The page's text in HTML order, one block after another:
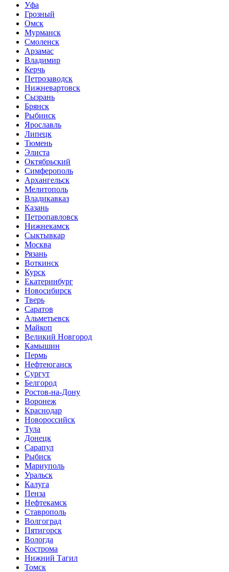
Уфа
Грозный
Омск
Мурманск
Смоленск
Арзамас
Владимир
Керчь
Петрозаводск
Нижневартовск
Сызрань
Брянск
Рыбинск
Ярославль
Липецк
Тюмень
Элиста
Октябрьский
Симферополь
Архангельск
Мелитополь
Владикавказ
Казань
Петропавловск
Нижнекамск
Сыктывкар
Москва
Рязань
Воткинск
Курск
Екатеринбург
Новосибирск
Тверь
Саратов
Альметьевск
Майкоп
Великий Новгород
Камышин
Пермь
Нефтеюганск
Сургут
Белгород
Ростов-на-Дону
Воронеж
Краснодар
Новороссийск
Тула
Донецк
Сарапул
Рыбиск
Мариуполь
Уральск
Калуга
Пенза
Нефтекамск
Ставрополь
Волгоград
Пятигорск
Вологда
Кострома
Нижний Тагил
Томск